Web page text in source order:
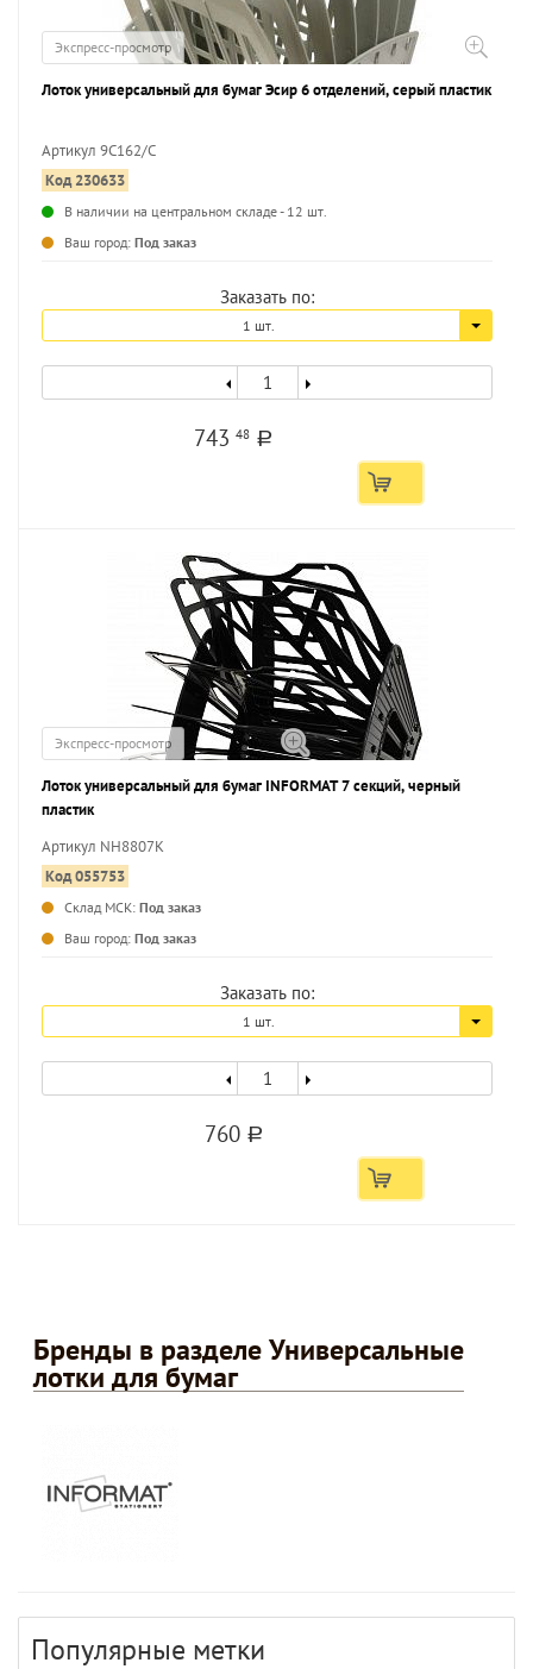
Экспресс-просмотр
Лоток универсальный для бумаг Эсир 6 отделений, серый пластик
Артикул 9С162/С
Код 230633
В наличии на центральном складе - 12 шт.
Ваш город: Под заказ
Заказать по:
1 шт.
74348 a
Экспресс-просмотр
Лоток универсальный для бумаг INFORMAT 7 секций, черный
пластик
Артикул NH8807K
Код 055753
Склад МСК: Под заказ
Ваш город: Под заказ
Заказать по:
1 шт.
760 a
Бренды в разделе Универсальные
лотки для бумаг
Популярные метки